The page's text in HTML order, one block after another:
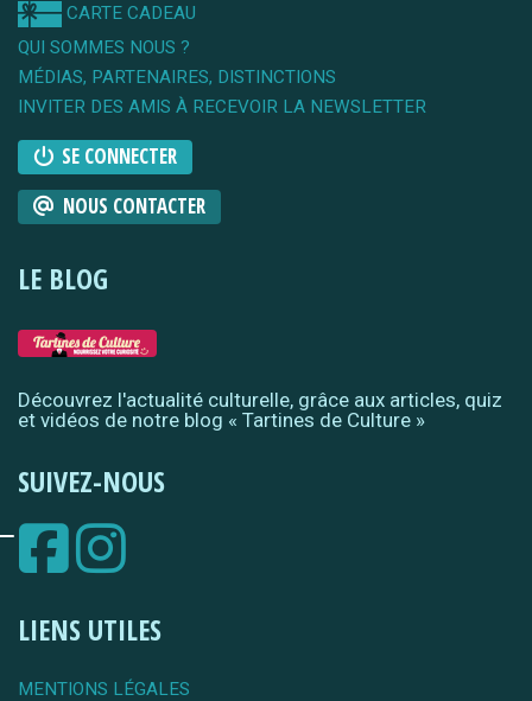
CARTE CADEAU
QUI SOMMES NOUS ?
MÉDIAS, PARTENAIRES, DISTINCTIONS
INVITER DES AMIS À RECEVOIR LA NEWSLETTER
SE CONNECTER
NOUS CONTACTER
LE BLOG
Découvrez l'actualité culturelle, grâce aux articles, quiz
et vidéos de notre blog « Tartines de Culture »
SUIVEZ-NOUS
LIENS UTILES
MENTIONS LÉGALES